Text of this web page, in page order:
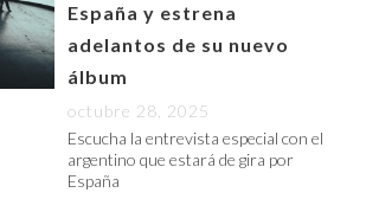
España y estrena
adelantos de su nuevo
álbum
octubre 28, 2025
Escucha la entrevista especial con el
argentino que estará de gira por
España